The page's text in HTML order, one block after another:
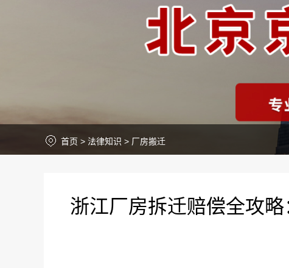
首页 > 法律知识 > 厂房搬迁
浙江厂房拆迁赔偿全攻